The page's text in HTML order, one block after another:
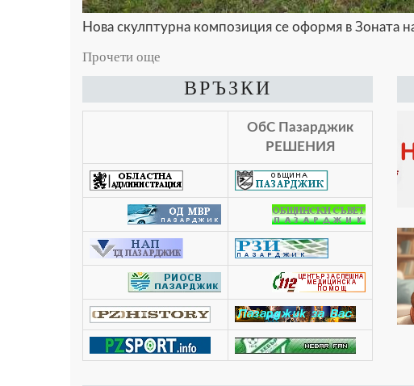
Нова скулптурна композиция се оформя в Зоната
Прочети още
ВРЪЗКИ
ОбС Пазарджик
РЕШЕНИЯ